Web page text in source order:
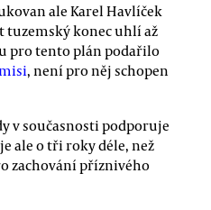
ale Karel Havlíček
tuzemský konec uhlí až
pro tento plán podařilo
, není pro něj schopen
v současnosti podporuje
ale o tři roky déle, než
zachování příznivého